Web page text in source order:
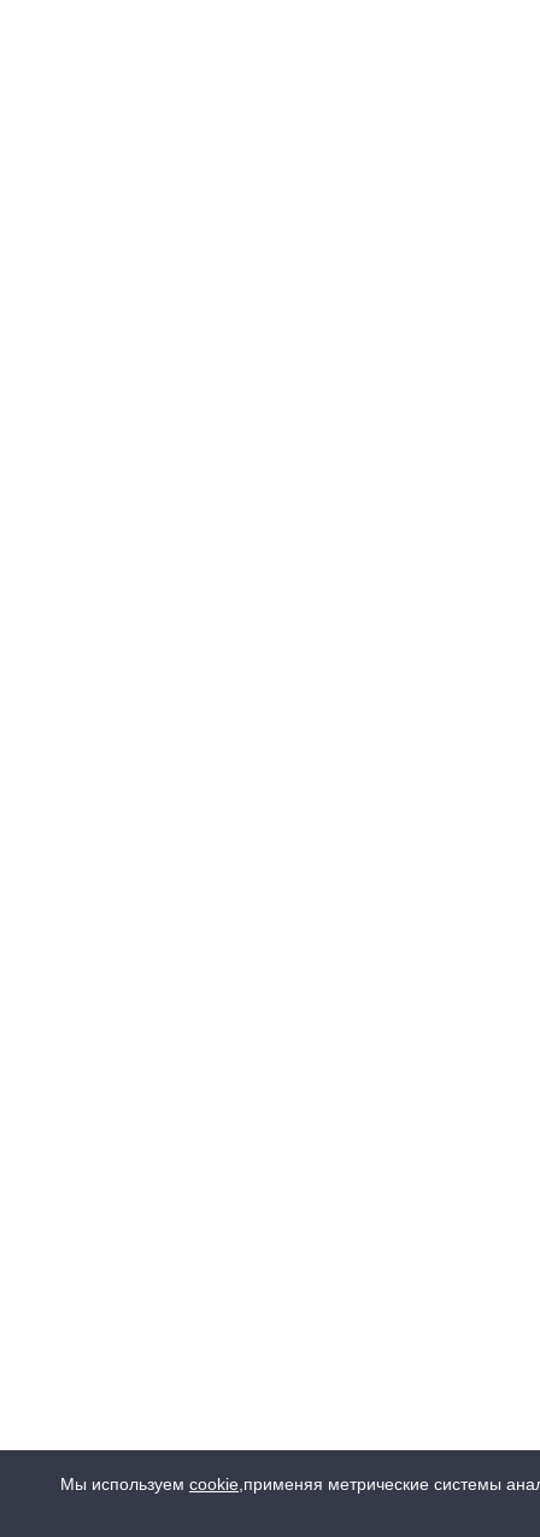
Мы используем cookie применяя метрические системы